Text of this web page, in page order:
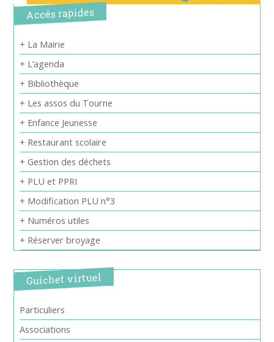
Accés rapides
+ La Mairie
+ L’agenda
+ Bibliothèque
+ Les assos du Tourne
+ Enfance Jeunesse
+ Restaurant scolaire
+ Gestion des déchets
+ PLU et PPRI
+ Modification PLU n°3
+ Numéros utiles
+ Réserver broyage
Guichet virtuel
Particuliers
Associations